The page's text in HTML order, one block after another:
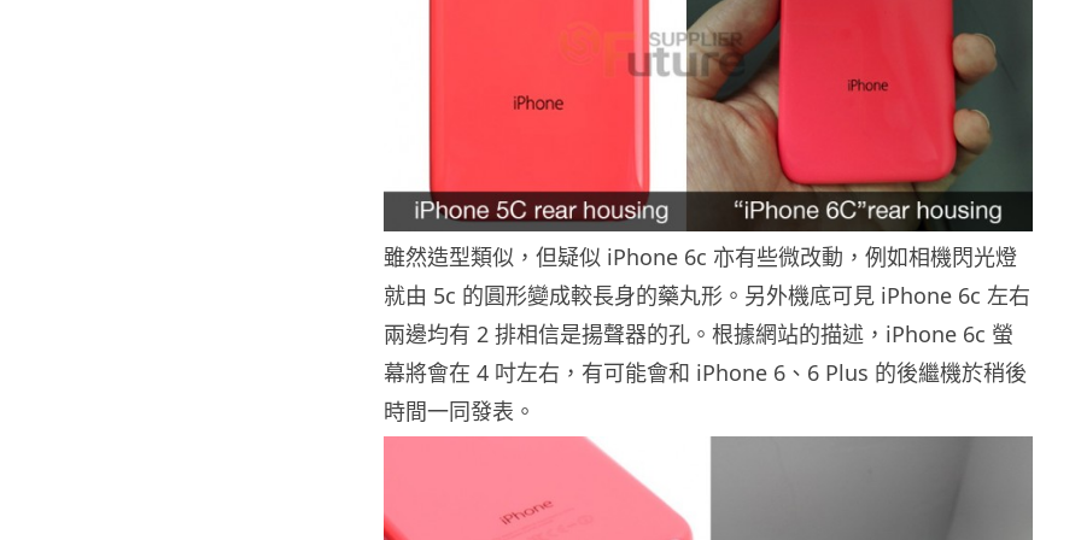
雖然造型類似，但疑似 iPhone 6c 亦有些微改動，例如相機閃光燈
就由 5c 的圓形變成較長身的藥丸形。另外機底可見 iPhone 6c 左右
兩邊均有 2 排相信是揚聲器的孔。根據網站的描述，iPhone 6c 螢
幕將會在 4 吋左右，有可能會和 iPhone 6、6 Plus 的後繼機於稍後
時間一同發表。